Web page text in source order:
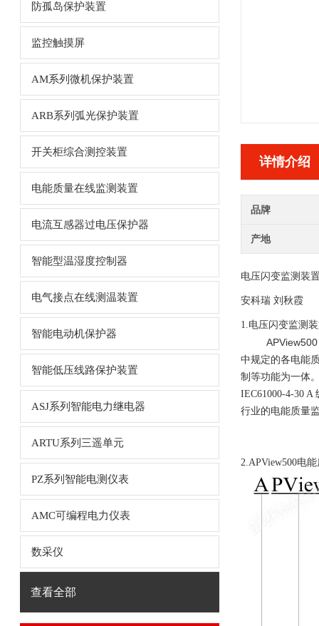
防孤岛保护装置
监控触摸屏
AM系列微机保护装置
ARB系列弧光保护装置
开关柜综合测控装置
电能质量在线监测装置
电流互感器过电压保护器
智能型温湿度控制器
电气接点在线测温装置
智能电动机保护器
智能低压线路保护装置
ASJ系列智能电力继电器
ARTU系列三遥单元
PZ系列智能电测仪表
AMC可编程电力仪表
数采仪
查看全部
详情介绍
品牌
产地
电压闪变监测装
安科瑞 刘秋霞
1.电压闪变监测
中规定的各电能
制等功能为一体
IEC61000-4-30 A
行业的电能质量
2.APView500电